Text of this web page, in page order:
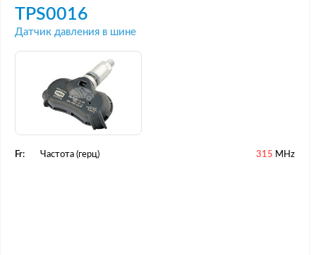
TPS0016
Датчик давления в шине
Fr: Частота (герц) 315 MHz